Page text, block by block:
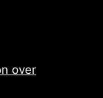
over